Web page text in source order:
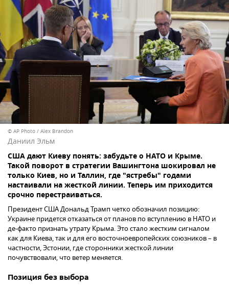
© AP Photo / Alex Brandon
Даниил Эльм
США дают Киеву понять: забудьте о НАТО и Крыме.
Такой поворот в стратегии Вашингтона шокировал не
только Киев, но и Таллин, где "ястребы" годами
настаивали на жесткой линии. Теперь им приходится
срочно перестраиваться.
Президент США Дональд Трамп четко обозначил позицию:
Украине придется отказаться от планов по вступлению в НАТО и
де-факто признать утрату Крыма. Это стало жестким сигналом
как для Киева, так и для его восточноевропейских союзников – в
частности, Эстонии, где сторонники жесткой линии
почувствовали, что ветер меняется.
Позиция без выбора